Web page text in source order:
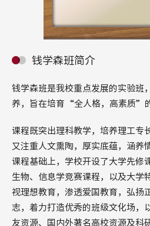
钱学森班简介
钱学森班是我校重点发展的实验班
养，旨在培育“全人格，高素质”
课程既突出理科教学，培养理工专
又注重人文熏陶，厚实底蕴，涵养
课程基础上，学校开设了大学先修
生物、信息学竞赛课程，以及大学
视理想教育，渗透爱国教育，弘扬
志，着力打造优秀的班级文化场，
友资源、国内外著名高校资源及科